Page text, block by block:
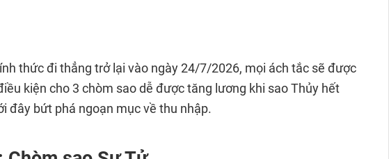
thức đi thẳng trở lại vào ngày 24/7/2026, mọi ách tắc sẽ được
kiện cho 3 chòm sao dễ được tăng lương khi sao Thủy hết
đây bứt phá ngoạn mục về thu nhập.